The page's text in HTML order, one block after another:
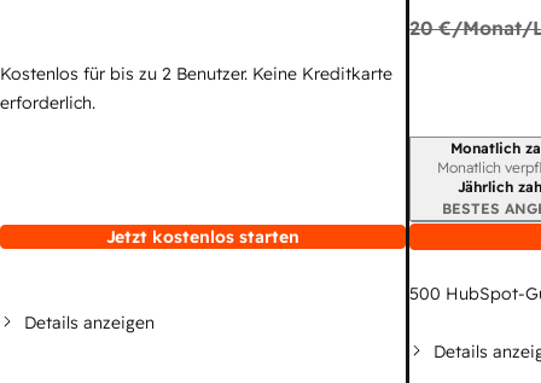
Kostenlos für bis zu 2 Benutzer. Keine Kreditkarte
erforderlich.
Jetzt kostenlos starten
Details anzeigen
20 €/Monat/
Monatlich
Monatlich
Jährlich
BESTES
500 HubSpot-
Details